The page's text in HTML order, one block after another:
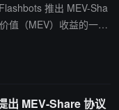
推出 MEV-Sha
值（MEV）收益的一部
集成的远程过程调用
有选择地与操作 MEV
出 MEV-Share 协议